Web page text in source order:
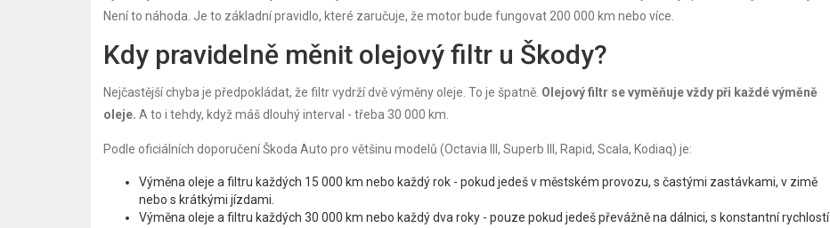
Není to náhoda. Je to základní pravidlo, které zaručuje, že motor bude fungovat 200 000 km nebo více.
Kdy pravidelně měnit olejový filtr u Škody?
Nejčastější chyba je předpokládat, že filtr vydrží dvě výměny oleje. To je špatně. Olejový filtr se vyměňuje vždy při každé výměně
oleje. A to i tehdy, když máš dlouhý interval - třeba 30 000 km.
Podle oficiálních doporučení Škoda Auto pro většinu modelů (Octavia III, Superb III, Rapid, Scala, Kodiaq) je:
Výměna oleje a filtru každých 15 000 km nebo každý rok - pokud jedeš v městském provozu, s častými zastávkami, v zimě
nebo s krátkými jízdami.
Výměna oleje a filtru každých 30 000 km nebo každý dva roky - pouze pokud jedeš převážně na dálnici, s konstantní rychlostí